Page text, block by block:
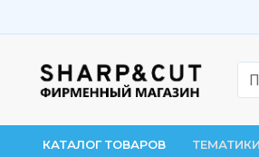
КАТАЛОГ ТОВАРОВ ТЕМАТИКИ